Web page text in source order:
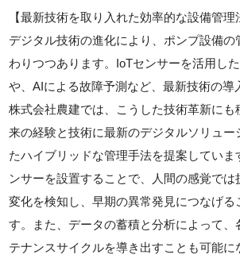
【最新技術を取り入れた効率的な設備管理
デジタル技術の進化により、ポンプ設備
わりつつあります。IoTセンサーを活用し
や、AIによる故障予測など、最新技術の導
株式会社農建では、こうした技術革新にも
来の経験と技術に最新のデジタルソリュー
たハイブリッドな管理手法を提案していま
ンサーを設置することで、人間の感覚では
変化を検知し、早期の異常発見につなげる
す。また、データの蓄積と分析によって、
テナンスサイクルを導き出すことも可能に